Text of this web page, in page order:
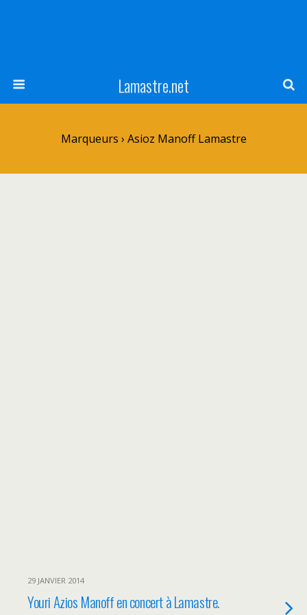
Lamastre.net
Marqueurs › Asioz Manoff Lamastre
29 JANVIER 2014
Youri Azios Manoff en concert à Lamastre.